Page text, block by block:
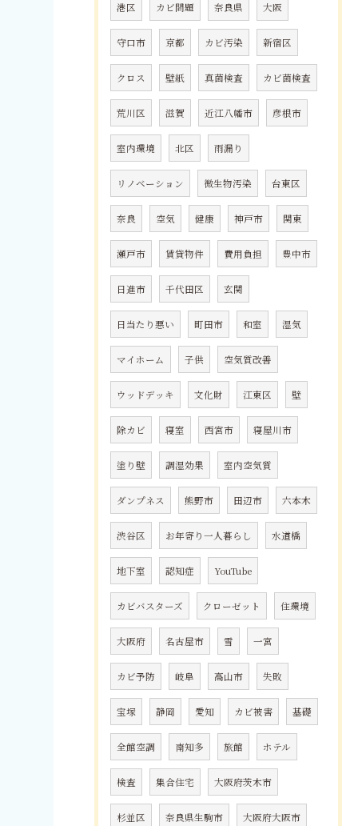
港区 カビ問題 奈良県 大阪
守口市 京都 カビ汚染 新宿区
クロス 壁紙 真菌検査 カビ菌検査
荒川区 滋賀 近江八幡市 彦根市
室内環境 北区 雨漏り
リノベーション 微生物汚染 台東区
奈良 空気 健康 神戸市 関東
瀬戸市 賃貸物件 費用負担 豊中市
日進市 千代田区 玄関
日当たり悪い 町田市 和室 湿気
マイホーム 子供 空気質改善
ウッドデッキ 文化財 江東区 壁
除カビ 寝室 西宮市 寝屋川市
塗り壁 調湿効果 室内空気質
ダンプネス 熊野市 田辺市 六本木
渋谷区 お年寄り一人暮らし 水道橋
地下室 認知症 YouTube
カビバスターズ クローゼット 住環境
大阪府 名古屋市 雪 一宮
カビ予防 岐阜 高山市 失敗
宝塚 静岡 愛知 カビ被害 基礎
全館空調 南知多 旅館 ホテル
検査 集合住宅 大阪府茨木市
杉並区 奈良県生駒市 大阪府大阪市